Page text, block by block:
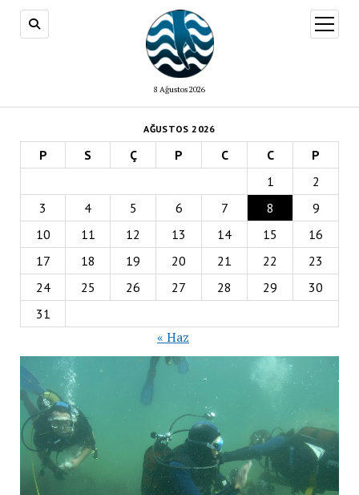
8 Ağustos 2026
aç
AĞUSTOS 2026
P S Ç P C C
P
1
2
3
4 5 6 7 8
9
10
11 12 13 14 15
16
17
18 19 20 21 22
23
24
25 26 27 28 29
30
31
« Haz